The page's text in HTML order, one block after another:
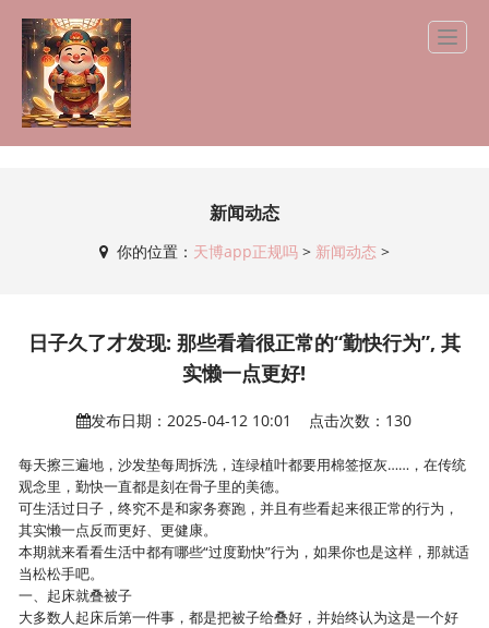
新闻动态
你的位置： 天博app正规吗> 新闻动态 >
日子久了才发现: 那些看着很正常的“勤快行为”, 其
实懒一点更好!
发布日期：2025-04-12 10:01 点击次数：130
每天擦三遍地，沙发垫每周拆洗，连绿植叶都要用棉签抠灰……，在传统
观念里，勤快一直都是刻在骨子里的美德。
可生活过日子，终究不是和家务赛跑，并且有些看起来很正常的行为，
其实懒一点反而更好、更健康。
本期就来看看生活中都有哪些“过度勤快”行为，如果你也是这样，那就适
当松松手吧。
一、起床就叠被子
大多数人起床后第一件事，都是把被子给叠好，并始终认为这是一个好